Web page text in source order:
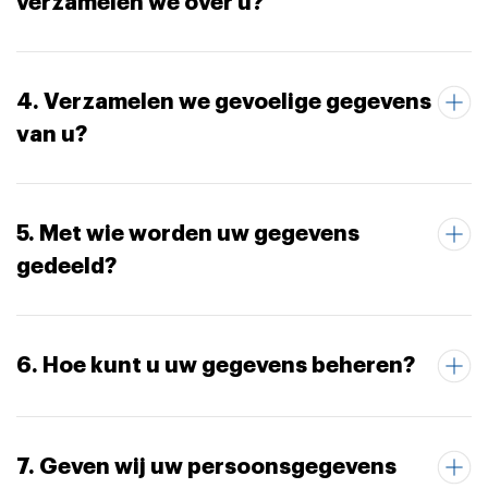
4. Verzamelen we gevoelige gegevens
van u?
5. Met wie worden uw gegevens
gedeeld?
6. Hoe kunt u uw gegevens beheren?
7. Geven wij uw persoonsgegevens